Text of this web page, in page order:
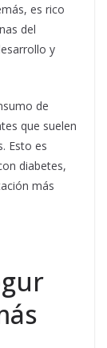
es rico
del
y
de
que suelen
Esto es
diabetes,
más